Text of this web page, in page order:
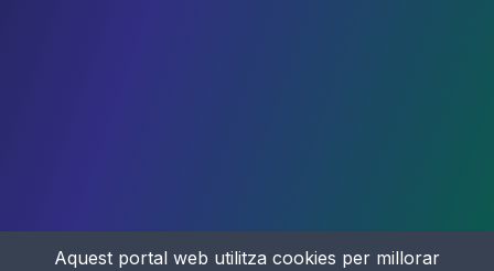
Aquest portal web utilitza cookies per millorar